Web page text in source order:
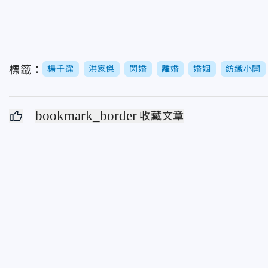
標籤： 楊千霈 洪家傑 閃婚 離婚 婚姻 紡織小開
bookmark_border 收藏文章